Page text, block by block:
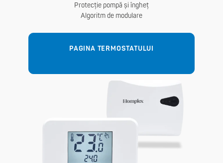
Protecție pompă și îngheț
Algoritm de modulare
PAGINA TERMOSTATULUI